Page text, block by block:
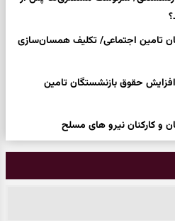
تامین اجتماعی/ تکلیف همسان‌سازی
حقوق بازنشستگان تامین
و کارکنان نیرو های مسلح